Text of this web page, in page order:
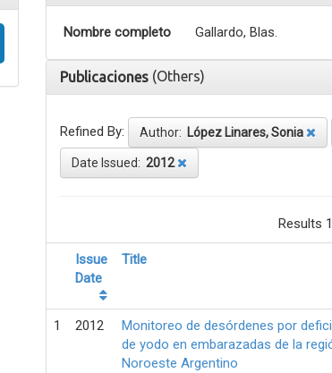
Nombre completo Gallardo, Blas.
Publicaciones (Others)
Refined By: Author: López Linares, Sonia
Date Issued: 2012
Results
Issue
Date
Title
1 2012
Monitoreo de desórdenes por
de yodo en embarazadas de la
Noroeste Argentino